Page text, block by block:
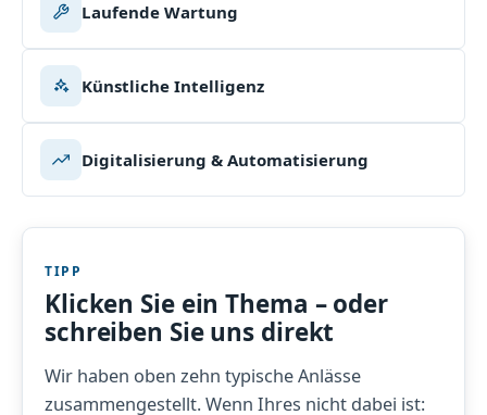
Laufende Wartung
Künstliche Intelligenz
Digitalisierung & Automatisierung
TIPP
Klicken Sie ein Thema – oder
schreiben Sie uns direkt
Wir haben oben zehn typische Anlässe
zusammengestellt. Wenn Ihres nicht dabei ist: